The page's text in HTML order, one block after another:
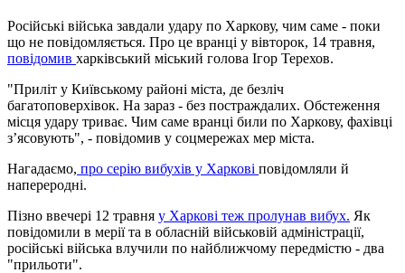
Російські війська завдали удару по Харкову, чим саме - поки
що не повідомляється. Про це вранці у вівторок, 14 травня,
повідомив харківський міський голова Ігор Терехов.
"Приліт у Київському районі міста, де безліч
багатоповерхівок. На зараз - без постраждалих. Обстеження
місця удару триває. Чим саме вранці били по Харкову, фахівці
зʼясовують", - повідомив у соцмережах мер міста.
Нагадаємо, про серію вибухів у Харкові повідомляли й
напереродні.
Пізно ввечері 12 травня у Харкові теж пролунав вибух. Як
повідомили в мерії та в обласній військовій адміністрації,
російські війська влучили по найближчому передмістю - два
"прильоти".